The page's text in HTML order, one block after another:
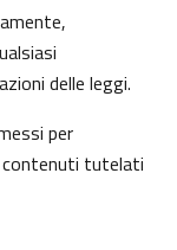
delle leggi.
per
contenuti tutelati